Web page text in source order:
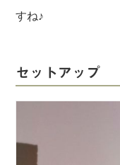
すね♪
セットアップ